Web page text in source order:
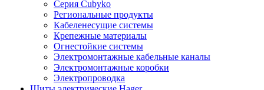
Серия Cubyko
Региональные продукты
Кабеленесущие системы
Крепежные материалы
Огнестойкие системы
Электромонтажные кабельные каналы
Электромонтажные коробки
Электропроводка